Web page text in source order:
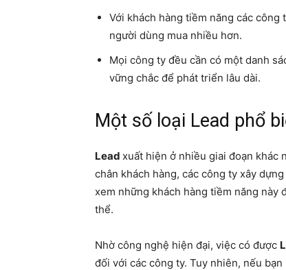
Với khách hàng tiềm năng các
người dùng mua nhiều hơn.
Mọi công ty đều cần có một danh
vững chắc để phát triển lâu dài.
Một số loại Lead phổ
Lead xuất hiện ở nhiều giai đoạn khác
chân khách hàng, các công ty xây
xem những khách hàng tiềm năng này
thể.
Nhờ công nghệ hiện đại, việc có được
đối với các công ty. Tuy nhiên, nếu